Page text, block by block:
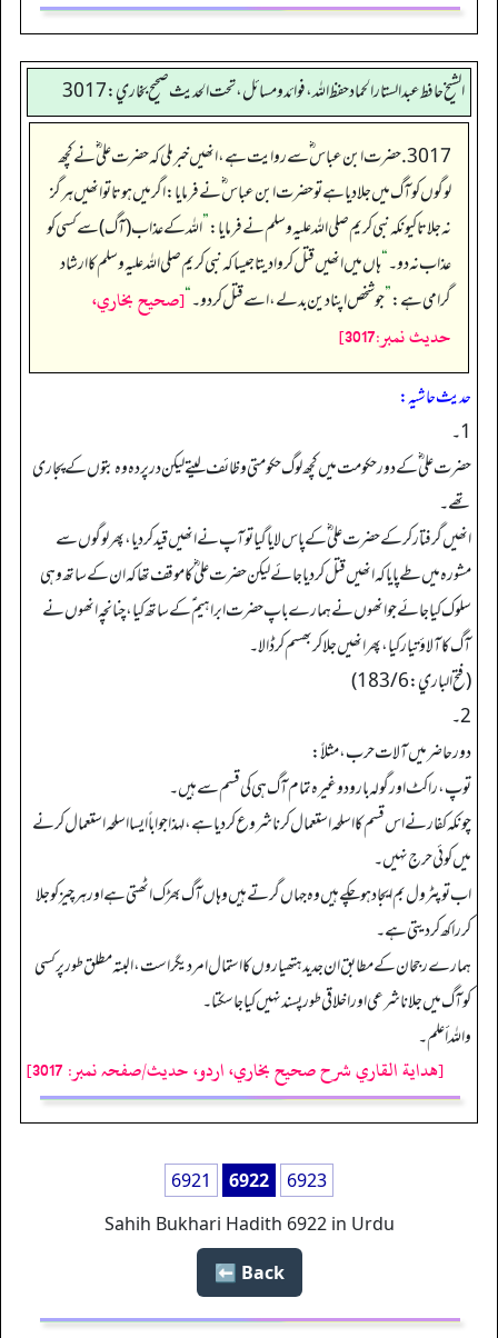
الشيخ حافط عبدالستار الحماد حفظ الله، فوائد و مسائل، تحت الحديث صحيح بخاري:3017
3017. حضرت ابن عباس ؓسے روایت ہے، انھیں خبر ملی کہ حضرت علی ؓنے کچھ
لوگوں کو آگ میں جلادیا ہے توحضرت ابن عباس ؓنے فرمایا: اگر میں ہوتا تو انھیں ہرگز
نہ جلاتا کیونکہ نبی کریم صلی اللہ علیہ وسلم نے فرمایا:”اللہ کے عذاب (آگ) سے کسی کو
عذاب نہ دو۔“ہاں میں انھیں قتل کروا دیتا جیسا کہ نبی کریم صلی اللہ علیہ وسلم کا ارشاد
گرامی ہے:”جو شخص اپنا دین بدلے، اسے قتل کردو۔“[صحيح بخاري،
حديث نمبر:3017]
حدیث حاشیہ:
1۔
حضرت علی ؓکے دور حکومت میں کچھ لوگ حکومتی وظائف لیتے لیکن درپردہ وہ بتوں کے پجاری
تھے۔
انھیں گرفتار کرکے حضرت علی ؓکے پاس لایا گیا تو آپ نے انھیں قیدکردیا، پھر لوگوں سے
مشورہ میں طے پایا کہ انھیں قتل کردیا جائے لیکن حضرت علی ؓکا موقف تھا کہ ان کے ساتھ وہی
سلوک کیاجائے جو انھوں نے ہمارے باپ حضرت ابراہیم ؑکے ساتھ کیا،چنانچہ انھوں نے
آگ کا آلاؤ تیار کیا، پھر انھیں جلا کر بھسم کرڈالا۔
(فتح الباري: 183/6)
2۔
دورحاضر میں آلات حرب،مثلاً:
توپ،راکٹ اور گولہ بارود وغیرہ تمام آگ ہی کی قسم سے ہیں۔
چونکہ کفار نے اس قسم کا اسلحہ استعمال کرنا شروع کردیا ہے،لہذا جواباً ایسا اسلحہ استعمال کرنے
میں کوئی حرج نہیں۔
اب توپٹرول بم ایجاد ہوچکے ہیں وہ جہاں گرتے ہیں وہاں آگ بھڑک اٹھتی ہے اور ہرچیز کو جلا
کر راکھ کردیتی ہے۔
ہمارےرجحان کے مطابق ان جدید ہتھیاروں کا استمال امردیگر است، البتہ مطلق طور پر کسی
کوآگ میں جلانا شرعی اور اخلاقی طور پسند نہیں کیا جاسکتا۔
واللہ أعلم۔
[هداية القاري شرح صحيح بخاري، اردو، حدیث/صفحہ نمبر: 3017]
6921 6922
6923
Sahih Bukhari Hadith 6922 in Urdu
Back ⬅️